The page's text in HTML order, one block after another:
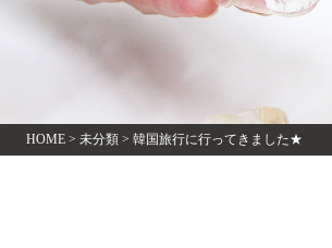
HOME> 未分類> 韓国旅行に行ってきました★